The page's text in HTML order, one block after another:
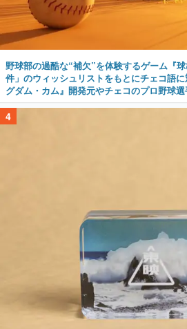
野球部の過酷な“補欠”を体験するゲーム『
件」のウィッシュリストをもとにチェコ語
グダム・カム』開発元やチェコのプロ野球
4